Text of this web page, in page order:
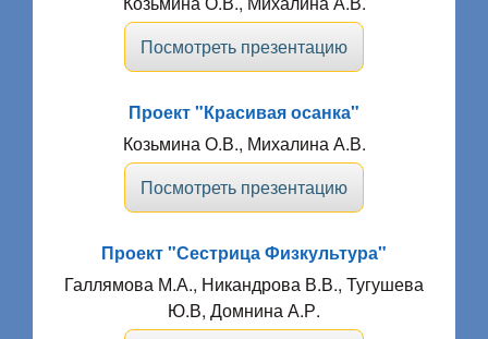
Посмотреть презентацию
Проект "Красивая осанка"
Козьмина О.В., Михалина А.В.
Посмотреть презентацию
Проект "Сестрица Физкультура"
Галлямова М.А., Никандрова В.В., Тугушева
Ю.В, Домнина А.Р.